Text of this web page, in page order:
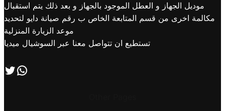
موديل الجهاز و العطل الموجود بالجهاز و بعد ذلك يتم استقبال
مكالمة اخرى من قسم المتابعة الخاص ب رقم صيانة دايو لتحديد
موعد الزيارة المنزلية
تستطيع ان تتواصل معنا عبر السوشيال ميديا
تابعنا علي صفحة التويتر اتصل بنا علي طريق الوتساب